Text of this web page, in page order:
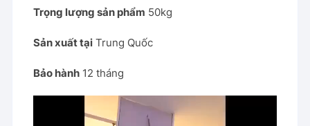
Trọng lượng sản phẩm 50kg
Sản xuất tại Trung Quốc
Bảo hành 12 tháng